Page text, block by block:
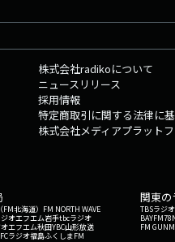
株式会社radikoについて
ニュースリリース
採用情報
特定商取引に関する法律に
株式会社メディアプラット
北海道） FM NORTH WAVE
オエフエム岩手tbcラジオ
エフエム秋田YBC山形放送
ラジオ福島ふくしまFM
関東の
TBSラジオ
BAYFM78
FM